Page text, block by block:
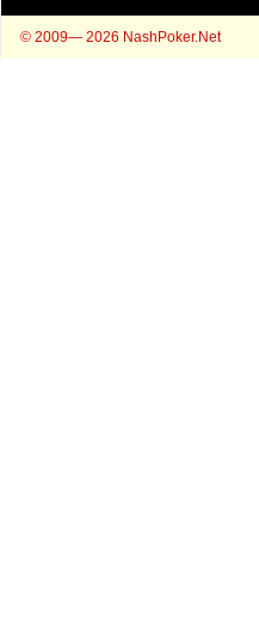
© 2009— 2026 NashPoker.Net